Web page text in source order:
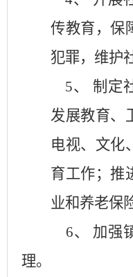
传教育，保
犯罪，维护
5、 制定
发展教育、
电视、文化
育工作；推
业和养老保
6、 加强
理。